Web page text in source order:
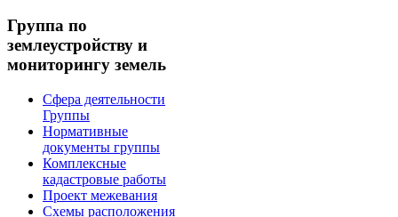
Группа по
землеустройству и
мониторингу земель
Сфера деятельности
Группы
Нормативные
документы группы
Комплексные
кадастровые работы
Проект межевания
Схемы расположения